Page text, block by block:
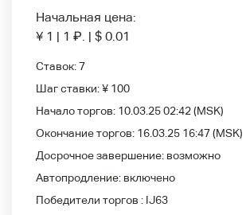
Начальная цена:
¥ 1 | 1 ₽. | $ 0.01
Ставок:7
Шаг ставки:¥ 100
Начало торгов: 10.03.25 02:42(MSK)
Окончание торгов: 16.03.25 16:47(MSK)
Досрочное завершение: возможно
Автопродление: включено
Победители
торгов : IJ63